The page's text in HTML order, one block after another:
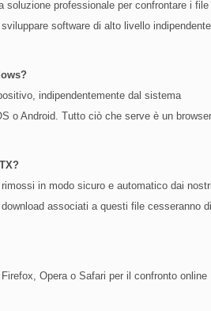
professionale per confrontare i file
software di alto livello indipendente
indipendentemente dal sistema
o Android. Tutto ciò che serve è un browser
in modo sicuro e automatico dai nostri
associati a questi file cesseranno di
Opera o Safari per il confronto online